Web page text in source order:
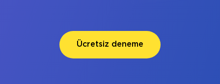
Ücretsiz deneme